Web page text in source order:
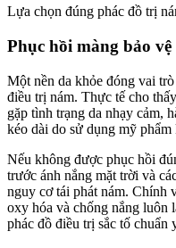
Lựa chọn đúng phác đồ trị
Phục hồi màng bảo vệ
Một nền da khỏe đóng vai
điều trị nám. Thực tế cho
gặp tình trạng da nhạy cảm,
kéo dài do sử dụng mỹ
Nếu không được phục hồi
trước ánh nắng mặt trời và
nguy cơ tái phát nám. Chính
oxy hóa và chống nắng luôn
phác đồ điều trị sắc tố chuẩn